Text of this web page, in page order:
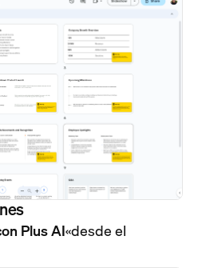
Plus AI«desde el